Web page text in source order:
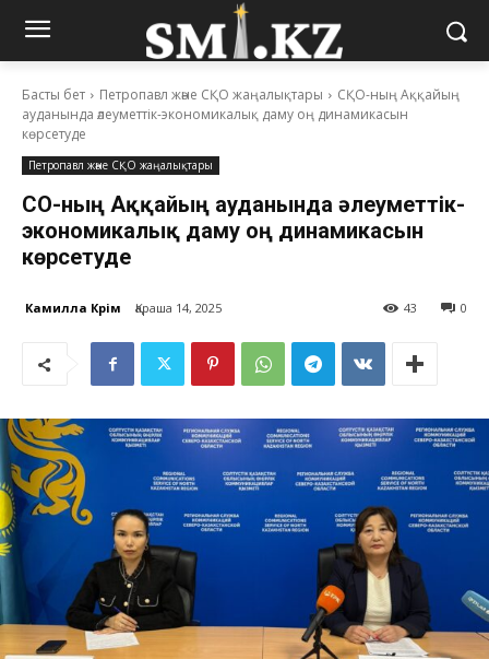
Басты бет Петропавл және СҚО жаңалықтары
СҚО-ның Аққайың
ауданында әлеуметтік-экономикалық даму оң динамикасын
көрсетуде
Петропавл және СҚО жаңалықтары
СҚО-ның Аққайың ауданында әлеуметтік-
экономикалық даму оң динамикасын
көрсетуде
Камилла Кәрім Қараша 14, 2025 0
43